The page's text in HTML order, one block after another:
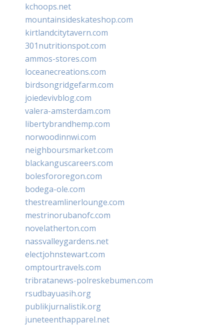
kchoops.net
mountainsideskateshop.com
kirtlandcitytavern.com
301nutritionspot.com
ammos-stores.com
loceanecreations.com
birdsongridgefarm.com
joiedevivblog.com
valera-amsterdam.com
libertybrandhemp.com
norwoodinnwi.com
neighboursmarket.com
blackanguscareers.com
bolesfororegon.com
bodega-ole.com
thestreamlinerlounge.com
mestrinorubanofc.com
novelatherton.com
nassvalleygardens.net
electjohnstewart.com
omptourtravels.com
tribratanews-polreskebumen.com
rsudbayuasih.org
publikjurnalistik.org
juneteenthapparel.net